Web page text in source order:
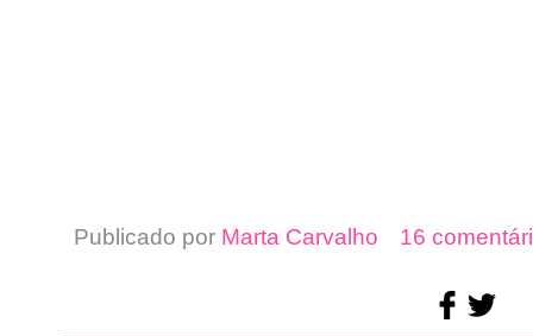
Publicado por Marta Carvalho 16